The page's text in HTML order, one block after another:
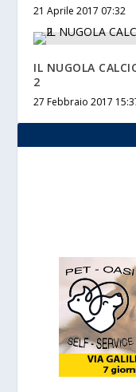
21 Aprile 2017 07:32
IL NUGOLA
2
27 Febbraio 2017